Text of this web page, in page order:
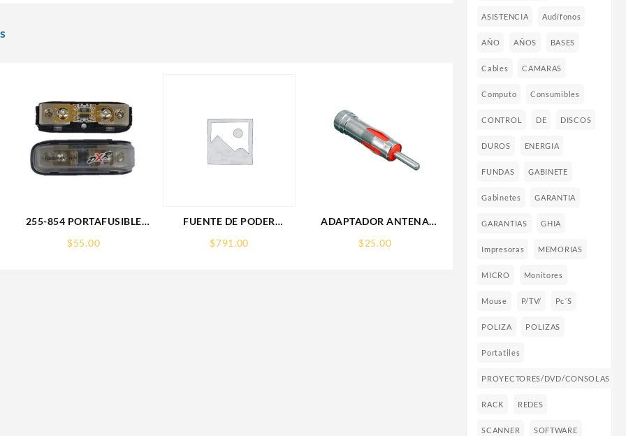
255-854 PORTAFUSIBLE
80A
$55.00
FUENTE DE PODER
REGULADA,12V,10
$791.00
ADAPTADOR ANTENA
VOLKSWAGEN – EUROPEO
$25.00
ASISTENCIA Audífonos
AÑO AÑOS BASES
Cables CAMARAS
Computo Consumibles
CONTROL DE DISCOS
DUROS ENERGIA
FUNDAS GABINETE
Gabinetes GARANTIA
GARANTIAS GHIA
Impresoras MEMORIAS
MICRO Monitores
Mouse P/TV/ Pc´s
POLIZA POLIZAS
Portatiles
PROYECTORES/DVD/CONSOLAS
RACK REDES
SCANNER SOFTWARE